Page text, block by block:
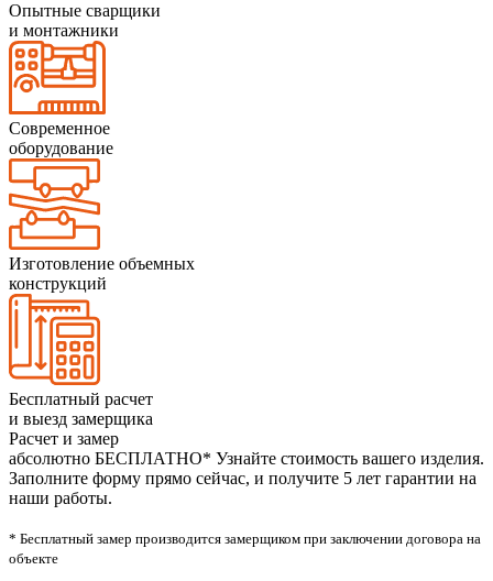
Опытные сварщики
и монтажники
Современное
оборудование
Изготовление объемных
конструкций
Бесплатный расчет
и выезд замерщика
Расчет и замер
абсолютно БЕСПЛАТНО* Узнайте стоимость вашего изделия.
Заполните форму прямо сейчас, и получите 5 лет гарантии на
наши работы.
* Бесплатный замер производится замерщиком при заключении договора на
объекте